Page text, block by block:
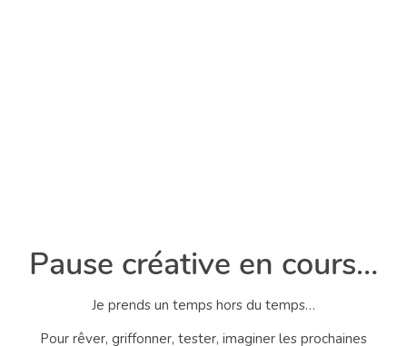
Pause créative en cours…
Je prends un temps hors du temps…
Pour rêver, griffonner, tester, imaginer les prochaines